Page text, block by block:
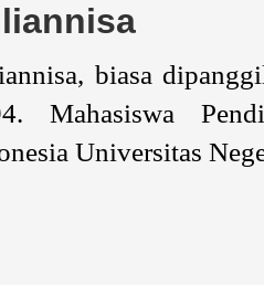
biasa
Mahasiswa
Universitas